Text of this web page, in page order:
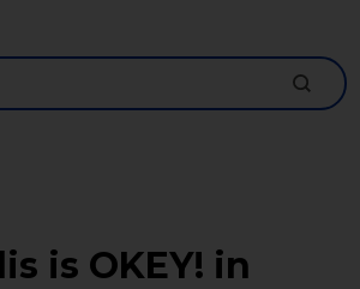
is OKEY! in